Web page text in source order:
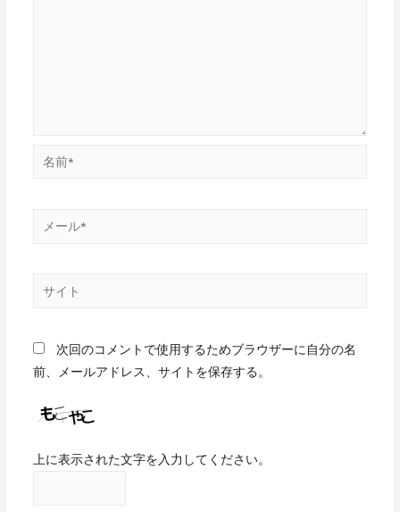
次回のコメントで使用するためブラウザーに自分の名
前、メールアドレス、サイトを保存する。
上に表示された文字を入力してください。